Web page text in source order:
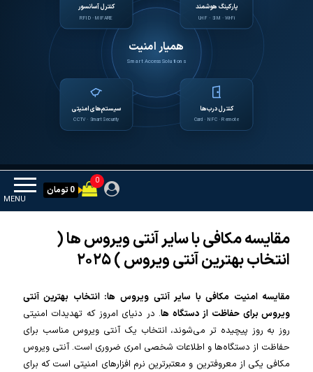
همیار امنیت
Smart Access Solutions
پارکینگ هوشمند
UHF · SIM · Wi-Fi
کنترل آسانسور
RFID · MIFARE
کنترل درب‌ها
Card · NFC · Remote
سیستم‌های امنیتی
CCTV · Smart Security
MENU
0
0 تومان
مقایسه مکافی با سایر آنتی ویروس ها (
انتخاب بهترین آنتی ویروس ) ۲۰۲۵
مقایسه امنیت مکافی با سایر آنتی ویروس ها: انتخاب بهترین آنتی
ویروس برای حفاظت از دستگاه ها. در دنیای امروز که تهدیدات امنیتی
روز به روز پیچیده تر می‌شوند، انتخاب یک آنتی ویروس مناسب برای
حفاظت از دستگاه‌ها و اطلاعات شخصی امری ضروری است. آنتی ویروس
مکافی یکی از معروفترین و معتبرترین نرم افزارهای امنیتی است که برای